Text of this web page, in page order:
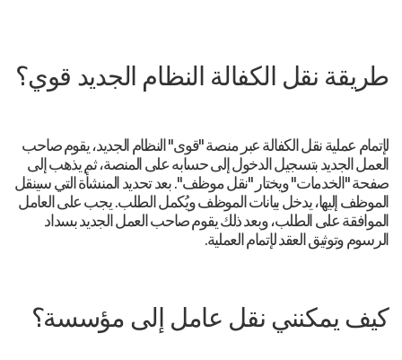
طريقة نقل الكفالة النظام الجديد قوي؟
لإتمام عملية نقل الكفالة عبر منصة "قوى" النظام الجديد، يقوم صاحب
العمل الجديد بتسجيل الدخول إلى حسابه على المنصة، ثم يذهب إلى
صفحة "الخدمات" ويختار "نقل موظف". بعد تحديد المنشأة التي سينقل
الموظف إليها، يدخل بيانات الموظف ويُكمل الطلب. يجب على العامل
الموافقة على الطلب، وبعد ذلك يقوم صاحب العمل الجديد بسداد
الرسوم وتوثيق العقد لإتمام العملية.
كيف يمكنني نقل عامل إلى مؤسسة؟